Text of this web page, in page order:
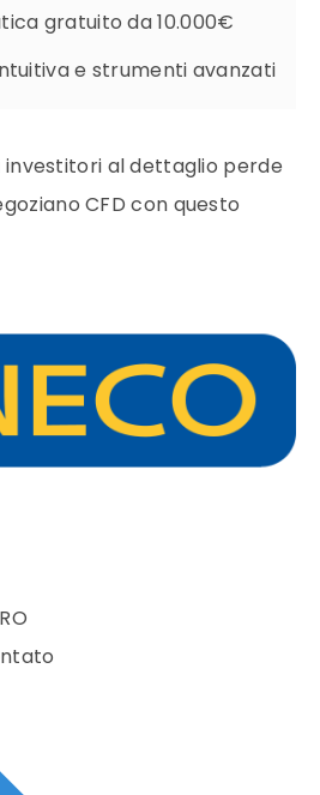
gratuito da 10.000€
e strumenti avanzati
investitori al dettaglio perde
CFD con questo